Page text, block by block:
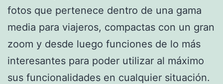
fotos que pertenece dentro de una gama
media para viajeros, compactas con un gran
zoom y desde luego funciones de lo más
interesantes para poder utilizar al máximo
sus funcionalidades en cualquier situación.